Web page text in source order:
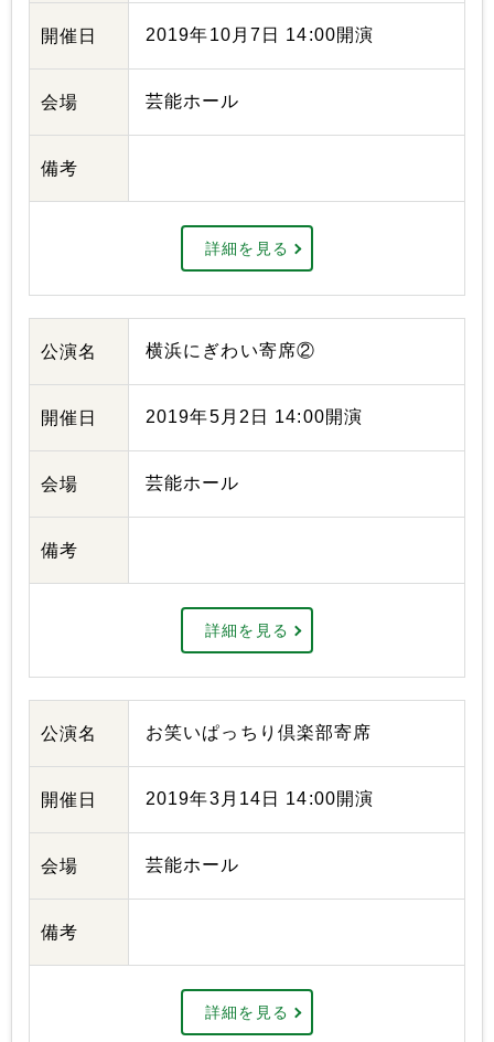
開催日 2019年10月7日 14:00開演
会場 芸能ホール
備考
詳細を見る
公演名 横浜にぎわい寄席②
開催日 2019年5月2日 14:00開演
会場 芸能ホール
備考
詳細を見る
公演名 お笑いぱっちり倶楽部寄席
開催日 2019年3月14日 14:00開演
会場 芸能ホール
備考
詳細を見る